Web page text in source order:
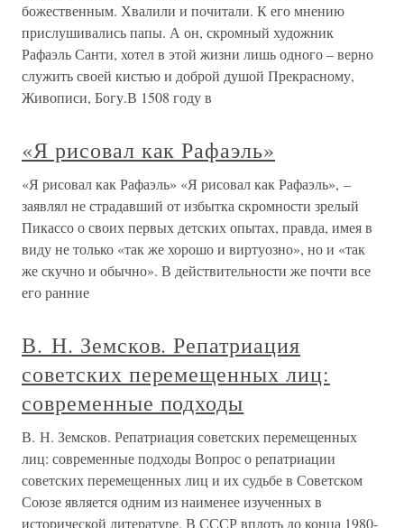
божественным. Хвалили и почитали. К его мнению
прислушивались папы. А он, скромный художник
Рафаэль Санти, хотел в этой жизни лишь одного – верно
служить своей кистью и доброй душой Прекрасному,
Живописи, Богу.В 1508 году в
«Я рисовал как Рафаэль»
«Я рисовал как Рафаэль» «Я рисовал как Рафаэль», –
заявлял не страдавший от избытка скромности зрелый
Пикассо о своих первых детских опытах, правда, имея в
виду не только «так же хорошо и виртуозно», но и «так
же скучно и обычно». В действительности же почти все
его ранние
В. Н. Земсков. Репатриация
советских перемещенных лиц:
современные подходы
В. Н. Земсков. Репатриация советских перемещенных
лиц: современные подходы Вопрос о репатриации
советских перемещенных лиц и их судьбе в Советском
Союзе является одним из наименее изученных в
исторической литературе. В СССР вплоть до конца 1980-